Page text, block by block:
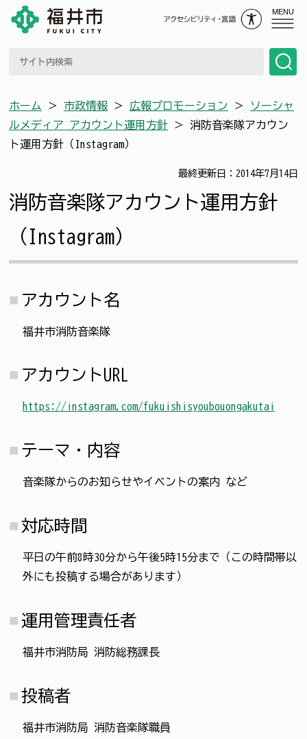
MENU
ホーム ＞ 市政情報 ＞ 広報プロモーション ＞
ソーシャ
ルメディア アカウント運用方針 ＞ 消防音楽隊アカウン
ト運用方針（Instagram）
最終更新日：2014年7月14日
消防音楽隊アカウント運用方針
（Instagram）
アカウント名
福井市消防音楽隊
アカウントURL
https://instagram.com/fukuishisyoubouongakutai
テーマ・内容
音楽隊からのお知らせやイベントの案内 など
対応時間
平日の午前8時30分から午後5時15分まで（この時間帯以
外にも投稿する場合があります）
運用管理責任者
福井市消防局 消防総務課長
投稿者
福井市消防局 消防音楽隊職員